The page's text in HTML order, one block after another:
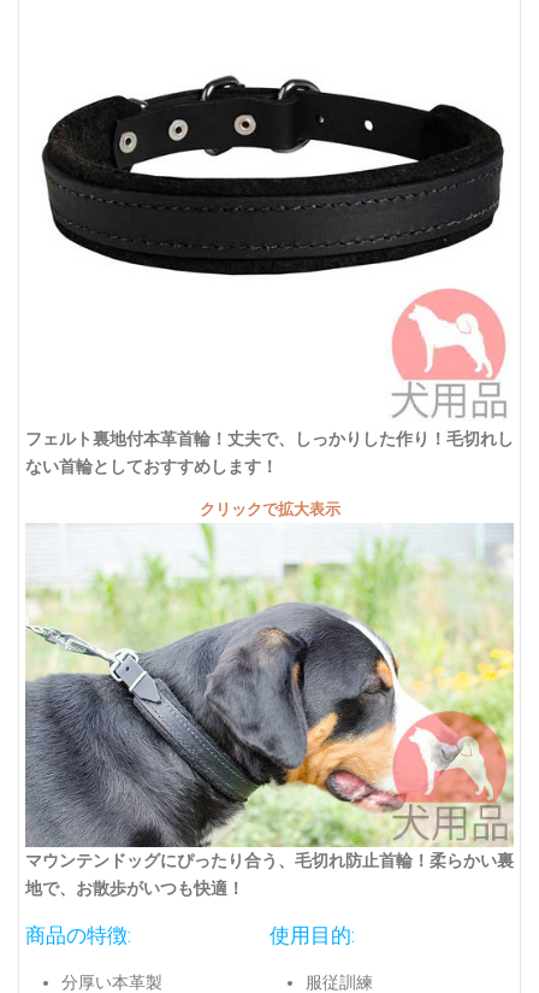
フェルト裏地付本革首輪！丈夫で、しっかりした作り！毛切れし
ない首輪としておすすめします！
クリックで拡大表示
マウンテンドッグにぴったり合う、毛切れ防止首輪！柔らかい裏
地で、お散歩がいつも快適！
商品の特徴:
分厚い本革製
使用目的:
服従訓練